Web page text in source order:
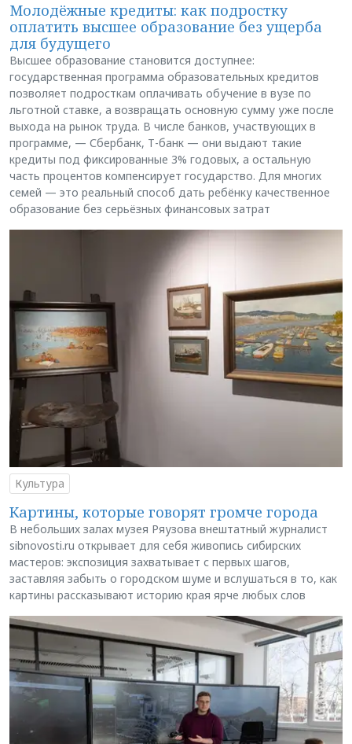
Молодёжные кредиты: как подростку
оплатить высшее образование без ущерба
для будущего
Высшее образование становится доступнее:
государственная программа образовательных кредитов
позволяет подросткам оплачивать обучение в вузе по
льготной ставке, а возвращать основную сумму уже после
выхода на рынок труда. В числе банков, участвующих в
программе, — Сбербанк, Т-банк — они выдают такие
кредиты под фиксированные 3% годовых, а остальную
часть процентов компенсирует государство. Для многих
семей — это реальный способ дать ребёнку качественное
образование без серьёзных финансовых затрат
Культура
Картины, которые говорят громче города
В небольших залах музея Ряузова внештатный журналист
sibnovosti.ru открывает для себя живопись сибирских
мастеров: экспозиция захватывает с первых шагов,
заставляя забыть о городском шуме и вслушаться в то, как
картины рассказывают историю края ярче любых слов